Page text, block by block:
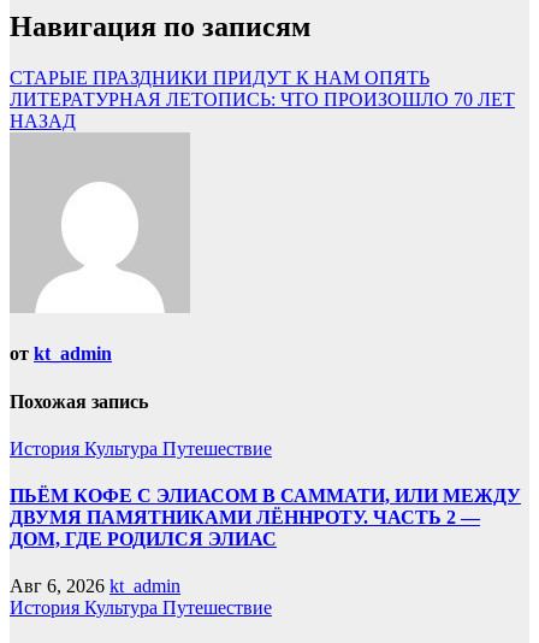
Навигация по записям
СТАРЫЕ ПРАЗДНИКИ ПРИДУТ К НАМ ОПЯТЬ
ЛИТЕРАТУРНАЯ ЛЕТОПИСЬ: ЧТО ПРОИЗОШЛО 70 ЛЕТ
НАЗАД
от kt_admin
Похожая запись
История Культура Путешествие
ПЬЁМ КОФЕ С ЭЛИАСОМ В САММАТИ, ИЛИ МЕЖДУ
ДВУМЯ ПАМЯТНИКАМИ ЛЁННРОТУ. ЧАСТЬ 2 —
ДОМ, ГДЕ РОДИЛСЯ ЭЛИАС
Авг 6, 2026 kt_admin
История Культура Путешествие